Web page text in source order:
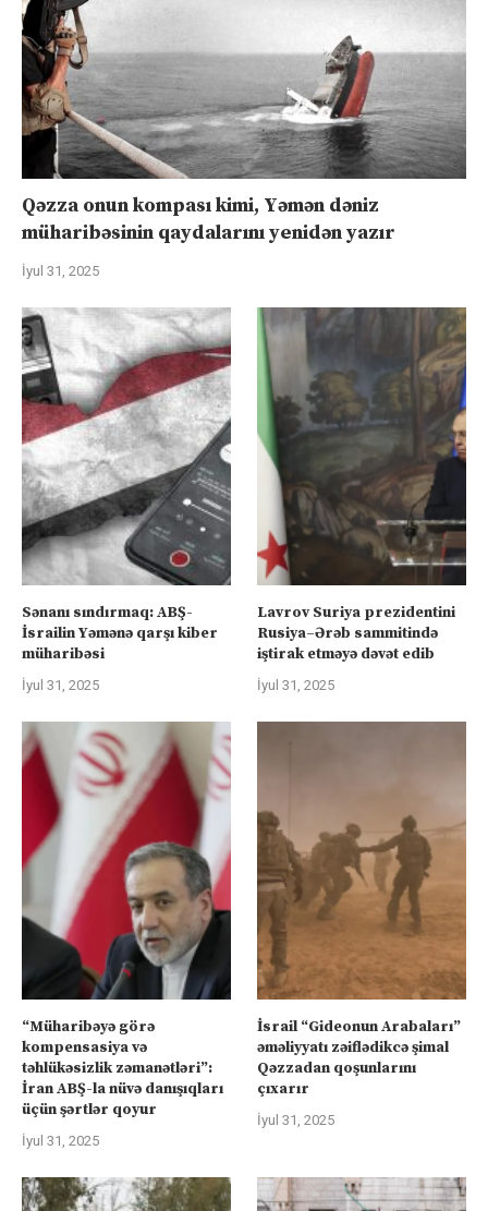
Qəzza onun kompası kimi, Yəmən dəniz
müharibəsinin qaydalarını yenidən yazır
İyul 31, 2025
Sənanı sındırmaq: ABŞ-
İsrailin Yəmənə qarşı kiber
müharibəsi
İyul 31, 2025
Lavrov Suriya prezidentini
Rusiya–Ərəb sammitində
iştirak etməyə dəvət edib
İyul 31, 2025
“Müharibəyə görə
kompensasiya və
təhlükəsizlik zəmanətləri”:
İran ABŞ-la nüvə danışıqları
üçün şərtlər qoyur
İyul 31, 2025
İsrail “Gideonun Arabaları”
əməliyyatı zəiflədikcə şimal
Qəzzadan qoşunlarını
çıxarır
İyul 31, 2025